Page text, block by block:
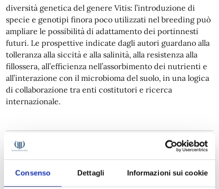
Consenso Dettagli Informazioni sui cookie
diversità genetica del genere Vitis: l’introduzione di
specie e genotipi finora poco utilizzati nel breeding può
ampliare le possibilità di adattamento dei portinnesti
futuri. Le prospettive indicate dagli autori guardano alla
tolleranza alla siccità e alla salinità, alla resistenza alla
fillossera, all’efficienza nell’assorbimento dei nutrienti e
all’interazione con il microbioma del suolo, in una logica
di collaborazione tra enti costitutori e ricerca
internazionale.
Argomenti:
Il Corriere Vinicolo